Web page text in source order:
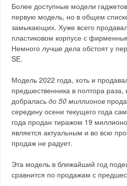
Более доступные модели
первую модель, но в общем
замыкающих. Хуже всего
пластиковом корпусе с
Немного лучше дела обстоят у
SE.
Модель 2022 года, хоть и
предшественника в полтора раза,
добраласьдо 50 миллионов
середину осени текущего года
года продан тиражом 19
является актуальным и во всю
продаж не радует.
Эта модель в ближайший год
сравнится по продажам с